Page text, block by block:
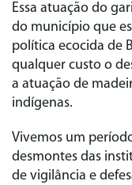
Essa atuação do
do município que
política ecocida de
qualquer custo o
a atuação de
indígenas.
Vivemos um
desmontes das
de vigilância e